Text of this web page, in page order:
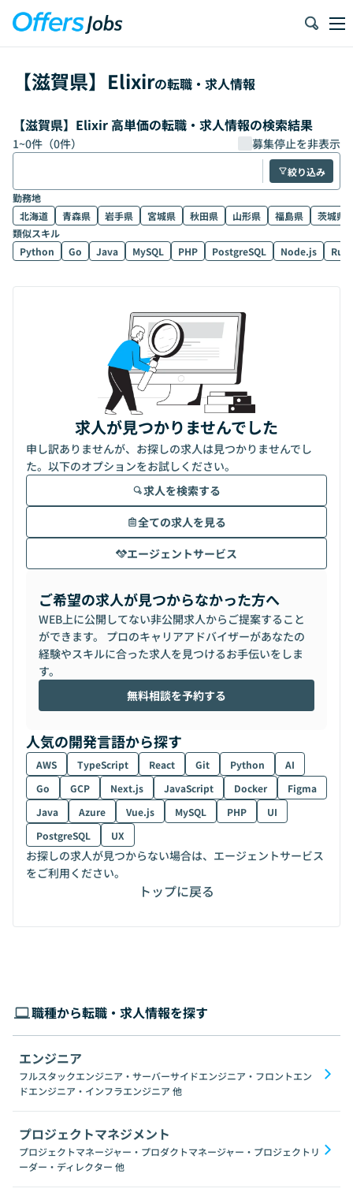
【滋賀県】 Elixirの転職・求人情報
【滋賀県】Elixir 高単価の転職・求人情報の検索結果
1~0件（0件） 募集停止を非表示
絞り込み
勤務地
北海道
青森県 岩手県 宮城県 秋田県 山形県 福島県
茨城県
類似スキル
Python
Go Java MySQL PHP PostgreSQL Node.js
求人が見つかりませんでした
申し訳ありませんが、お探しの求人は見つかりませんでし
た。以下のオプションをお試しください。
求人を検索する
全ての求人を見る
エージェントサービス
ご希望の求人が見つからなかった方へ
WEB上に公開してない非公開求人からご提案すること
ができます。 プロのキャリアアドバイザーがあなたの
経験やスキルに合った求人を見つけるお手伝いをしま
す。
無料相談を予約する
人気の開発言語から探す
AWS TypeScript React Git Python
AI
Go
GCP Next.js JavaScript Docker
Figma
Java
Azure Vue.js MySQL PHP
UI
PostgreSQL
UX
お探しの求人が見つからない場合は、エージェントサービス
をご利用ください。
トップに戻る
職種から転職・求人情報を探す
エンジニア
フルスタックエンジニア・サーバーサイドエンジニア・フロントエン
ドエンジニア・インフラエンジニア 他
プロジェクトマネジメント
プロジェクトマネージャー・プロダクトマネージャー・プロジェクトリ
ーダー・ディレクター 他